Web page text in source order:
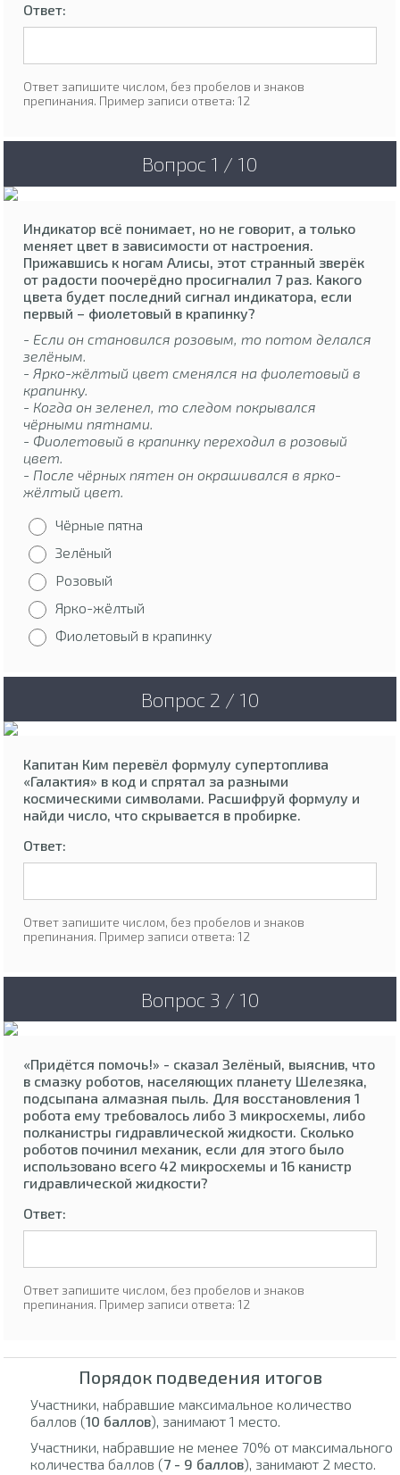
Ответ:
Ответ запишите числом, без пробелов и знаков
препинания. Пример записи ответа: 12
Вопрос 1 / 10
Индикатор всё понимает, но не говорит, а только
меняет цвет в зависимости от настроения.
Прижавшись к ногам Алисы, этот странный зверёк
от радости поочерёдно просигналил 7 раз. Какого
цвета будет последний сигнал индикатора, если
первый – фиолетовый в крапинку?
- Если он становился розовым, то потом делался
зелёным.
- Ярко-жёлтый цвет сменялся на фиолетовый в
крапинку.
- Когда он зеленел, то следом покрывался
чёрными пятнами.
- Фиолетовый в крапинку переходил в розовый
цвет.
- После чёрных пятен он окрашивался в ярко-
жёлтый цвет.
Чёрные пятна
Зелёный
Розовый
Ярко-жёлтый
Фиолетовый в крапинку
Вопрос 2 / 10
Капитан Ким перевёл формулу супертоплива
«Галактия» в код и спрятал за разными
космическими символами. Расшифруй формулу и
найди число, что скрывается в пробирке.
Ответ:
Ответ запишите числом, без пробелов и знаков
препинания. Пример записи ответа: 12
Вопрос 3 / 10
«Придётся помочь!» - сказал Зелёный, выяснив, что
в смазку роботов, населяющих планету Шелезяка,
подсыпана алмазная пыль. Для восстановления 1
робота ему требовалось либо 3 микросхемы, либо
полканистры гидравлической жидкости. Сколько
роботов починил механик, если для этого было
использовано всего 42 микросхемы и 16 канистр
гидравлической жидкости?
Ответ:
Ответ запишите числом, без пробелов и знаков
препинания. Пример записи ответа: 12
Порядок подведения итогов
Участники, набравшие максимальное количество
баллов (10 баллов), занимают 1 место.
Участники, набравшие не менее 70% от максимального
количества баллов (7 - 9 баллов), занимают 2 место.